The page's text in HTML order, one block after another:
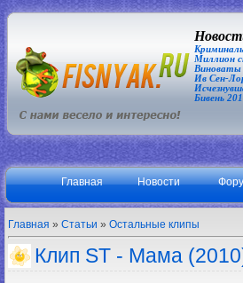
Миллион
Виноваты
Ив Сен-
Бивень
Главная Новости
Главная » Статьи » Остальные клипы
Клип ST - Мама